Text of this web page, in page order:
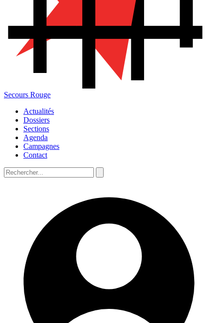
Secours Rouge
Actualités
Dossiers
Sections
Agenda
Campagnes
Contact